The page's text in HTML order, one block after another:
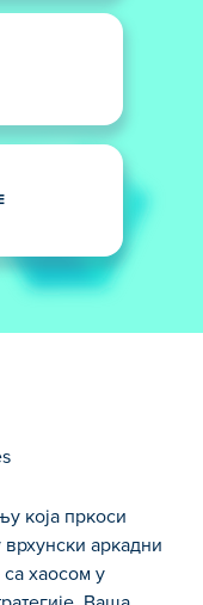
која пркоси
врхунски аркадни
хаосом у